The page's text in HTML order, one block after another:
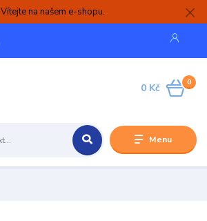
Vítejte na našem e-shopu.
Menu
0
0 Kč